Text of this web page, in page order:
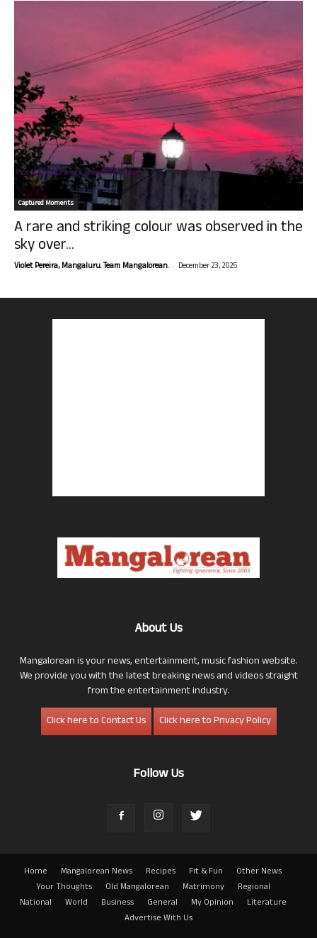
Captured Moments
A rare and striking colour was observed in the
sky over...
Violet Pereira, Mangaluru. Team Mangalorean. - December 23, 2025
About Us
Mangalorean is your news, entertainment, music fashion website.
We provide you with the latest breaking news and videos straight
from the entertainment industry.
Click here to Contact Us
Click here to Privacy Policy
Follow Us
Home Mangalorean News Recipes Fit & Fun
Other News
Your Thoughts
Old Mangalorean Matrimony
Regional
National
World Business General My Opinion
Literature
Advertise With Us